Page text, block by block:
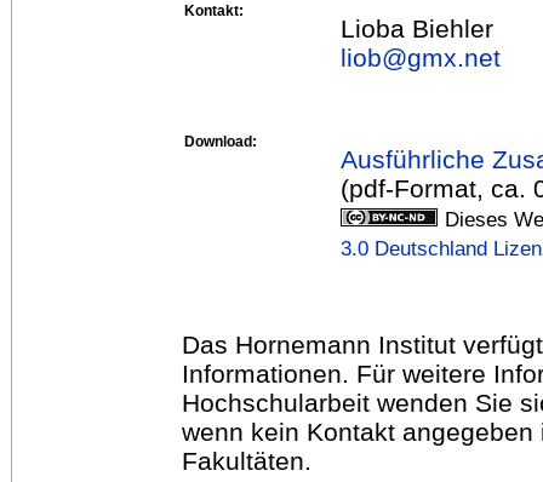
Kontakt:
Lioba Biehler
liob@gmx.net
Download:
Ausführliche
(pdf-Format, ca.
Dieses
3.0 Deutschland
Das Hornemann Institut
Informationen. Für weitere
Hochschularbeit wenden Sie
wenn kein Kontakt
Fakultäten.